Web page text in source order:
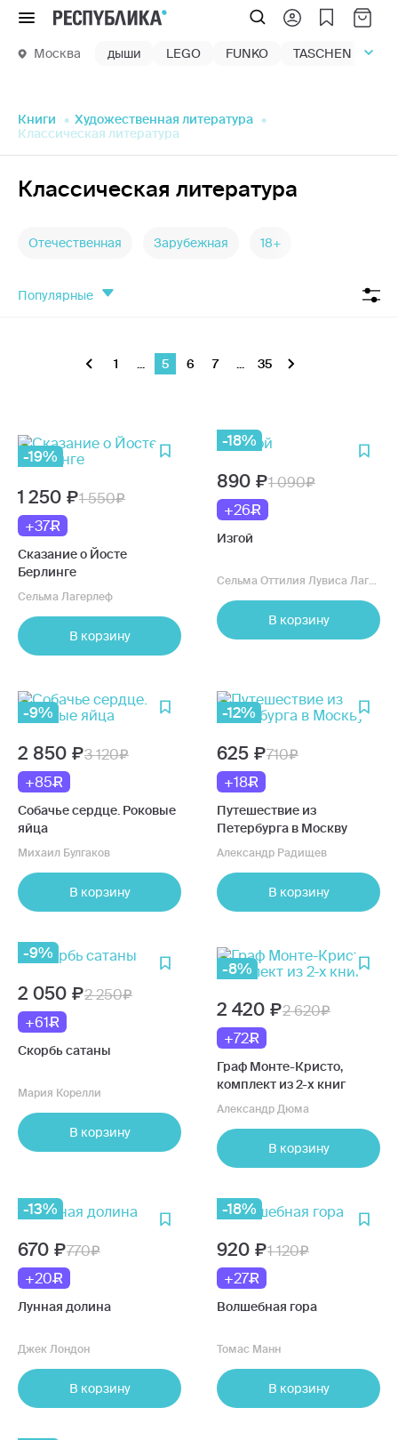
Меню
Москва дыши LEGO FUNKO TASCHEN
Книги
Художественная литература
Классическая литература
Классическая литература
Отечественная Зарубежная 18+
популярные
1 5 6 7 35
-19%
1 250
1 550
+37
Сказание о Йосте
Берлинге
Сельма Лагерлеф
В корзину
-18%
890
1 090
+26
Изгой
В корзину
-9%
2 850
3 120
+85
Собачье сердце. Роковые
яйца
Михаил Булгаков
В корзину
-12%
625
710
+18
Путешествие из
Петербурга в Москву
Александр Радищев
В корзину
-9%
2 050
2 250
+61
Скорбь сатаны
Мария Корелли
В корзину
-8%
2 420
2 620
+72
Граф Монте-Кристо,
комплект из 2-х книг
Александр Дюма
В корзину
-13%
670
770
+20
Лунная долина
Джек Лондон
В корзину
-18%
920
1 120
+27
Волшебная гора
Томас Манн
В корзину